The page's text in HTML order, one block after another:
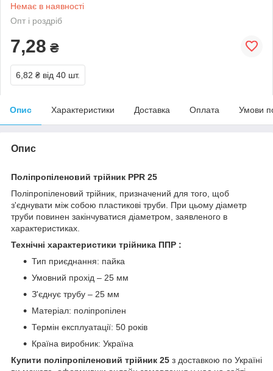
Немає в наявності
Опт і роздріб
7,28 ₴
6,82 ₴ від 40 шт.
Опис Характеристики Доставка Оплата Умови
Опис
Поліпропіленовий трійник PPR 25
Поліпропіленовий трійник, призначений для того, щоб
з'єднувати між собою пластикові труби. При цьому діаметр
труби повинен закінчуватися діаметром, заявленого в
характеристиках.
Технічні характеристики трійника ППР :
Тип приєднання: пайка
Умовний прохід – 25 мм
З'єднує трубу – 25 мм
Матеріал: поліпропілен
Термін експлуатації: 50 років
Країна виробник: Україна
Купити поліпропіленовий трійник 25 з доставкою по Україні